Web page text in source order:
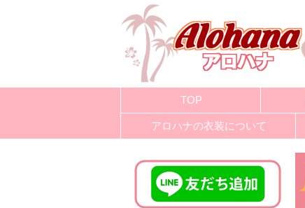
TOP
アロハナの衣装について